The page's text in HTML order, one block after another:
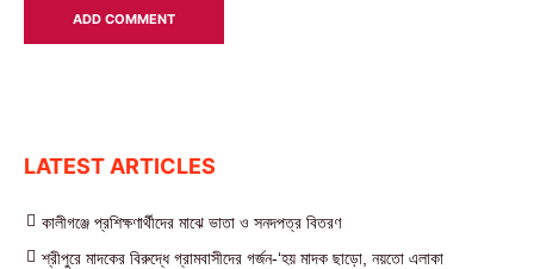
LATEST ARTICLES
কালীগঞ্জে প্রশিক্ষণার্থীদের মাঝে ভাতা ও সনদপত্র বিতরণ
শ্রীপুরে মাদকের বিরুদ্ধে গ্রামবাসীদের গর্জন-‘হয় মাদক ছাড়ো, নয়তো এলাকা